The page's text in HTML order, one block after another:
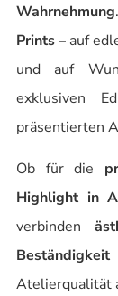
Wahrnehmung
Prints– auf
und auf
exklusiven
präsentierten
Ob für die
Highlight in
verbinden
Beständigkeit
Atelierqualität